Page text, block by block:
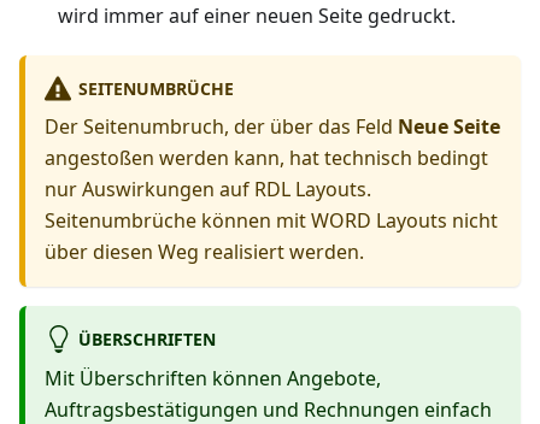
wird immer auf einer neuen Seite gedruckt.
SEITENUMBRÜCHE
Der Seitenumbruch, der über das Feld Neue Seite
angestoßen werden kann, hat technisch bedingt
nur Auswirkungen auf RDL Layouts.
Seitenumbrüche können mit WORD Layouts nicht
über diesen Weg realisiert werden.
ÜBERSCHRIFTEN
Mit Überschriften können Angebote,
Auftragsbestätigungen und Rechnungen einfach